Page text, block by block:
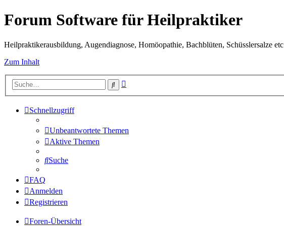
Forum Software für Heilpraktiker
Heilpraktikerausbildung, Augendiagnose, Homöopathie, Bachblüten, Schüsslersalze etc
Zum Inhalt
Suche
Schnellzugriff
Unbeantwortete Themen
Aktive Themen
Suche
FAQ
Anmelden
Registrieren
Foren-Übersicht